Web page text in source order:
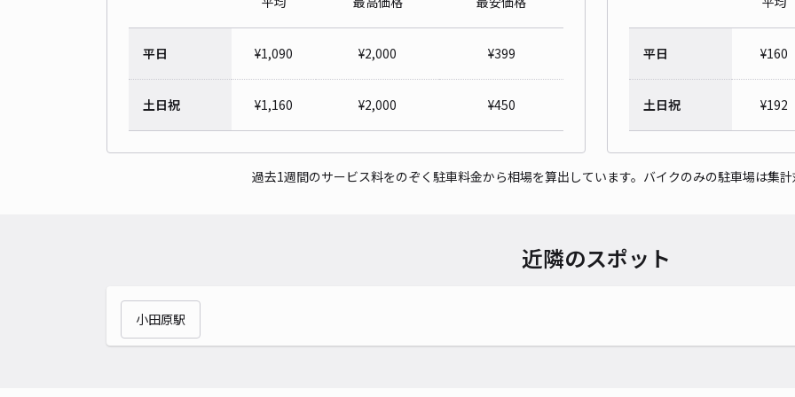
時
平日 ¥1,090 ¥2,000 ¥399
土日祝 ¥1,160 ¥2,000 ¥450
平日 ¥160
土日祝 ¥192
過去1週間のサービス料をのぞく駐車料金から相場を算出しています。バイクのみの駐車場は集
近隣のスポット
小田原駅